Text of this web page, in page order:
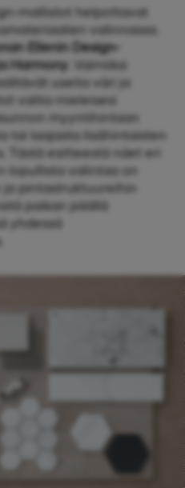
mallistot helpottavat
valinnassa.
Ellenin Design-
Harmony . Valmiiksi
useita väri ja
valita mieleisesi
myyntihintaan
tai laajasta lisähintaisten
Tästä esitteestä näet eri
lopullista valintaa on
pintastruktuureihin
paikan päällä
yhdessä